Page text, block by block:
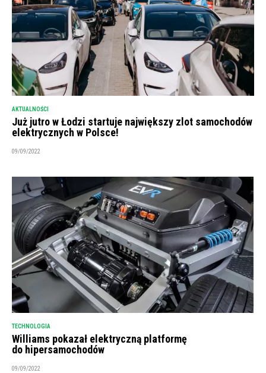
AKTUALNOŚCI
Już jutro w Łodzi startuje największy zlot samochodów
elektrycznych w Polsce!
09/09/2022
TECHNOLOGIA
Williams pokazał elektryczną platformę
do hipersamochodów
09/09/2022